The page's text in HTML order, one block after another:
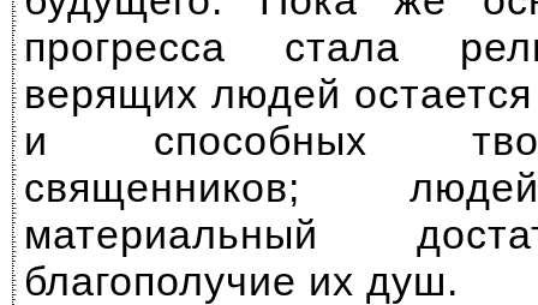
прогресса стала
верящих людей
и способных
священников;
материальный
благополучие их душ.